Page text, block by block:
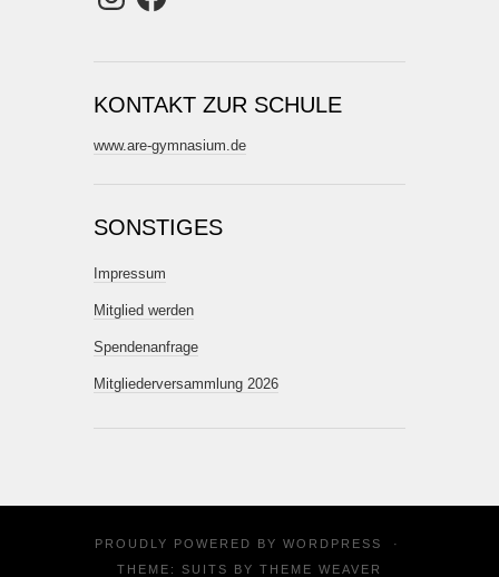
KONTAKT ZUR SCHULE
www.are-gymnasium.de
SONSTIGES
Impressum
Mitglied werden
Spendenanfrage
Mitgliederversammlung 2026
PROUDLY POWERED BY WORDPRESS
·
THEME: SUITS BY THEME WEAVER